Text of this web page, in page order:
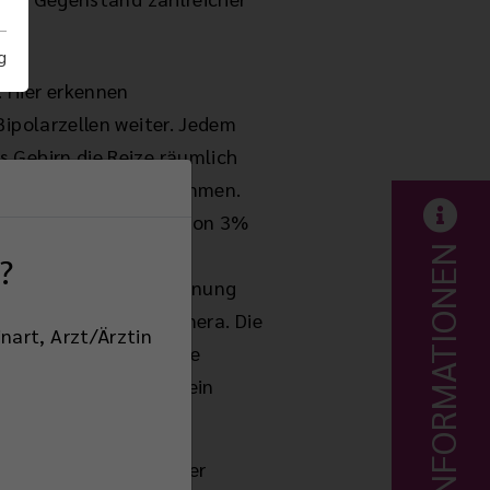
erkennen
weiter. Jedem
die Reize räumlich
dem Ohr vorgenommen.
eine Sehschärfe von 3%
räumliche Zuordnung
einer äußeren Kamera. Die
Dieses löst dann eine
der Patienten ein
es bedarf weiterer
Arzt/Ärztin
INFORMATIONEN